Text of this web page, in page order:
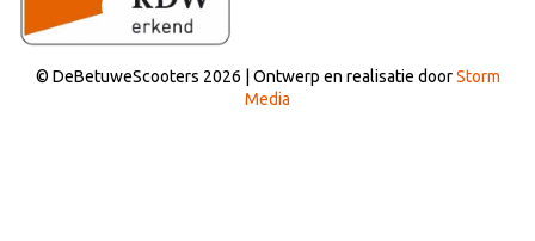
© DeBetuweScooters 2026 | Ontwerp en realisatie doorStorm
Media